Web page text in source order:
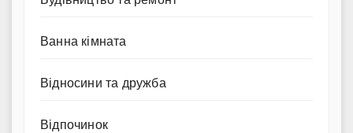
Ванна кімната
Відносини та дружба
Відпочинок